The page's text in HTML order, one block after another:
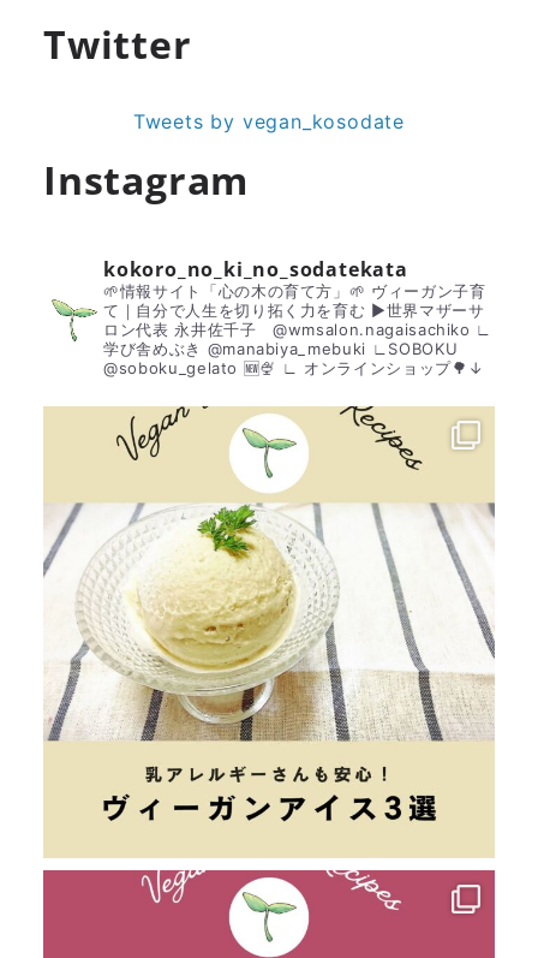
Twitter
Tweets by vegan_kosodate
Instagram
kokoro_no_ki_no_sodatekata
🌱情報サイト「心の木の育て方」🌱 ヴィーガン子育
て｜自分で人生を切り拓く力を育む ▶︎世界マザーサ
ロン代表 永井佐千子 @wmsalon.nagaisachiko ∟
学び舎めぶき @manabiya_mebuki ∟SOBOKU
@soboku_gelato 🆕🍨 ∟ オンラインショップ🌳↓